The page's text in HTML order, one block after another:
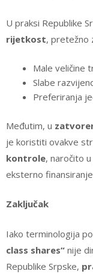
U praksi Republike
rijetkost, pretežno
Male veličine
Slabe
Preferiranja
Međutim, u
je koristiti ovakve
kontrole, naročito
eksterno
Zaključak
Iako terminologija
class shares“ nije
Republike Srpske,